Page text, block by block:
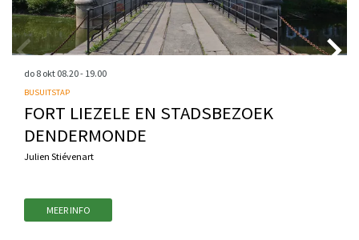
FORT LIEZELE EN STADSBEZOEK
DENDERMONDE
Julien Stiévenart
BUSUITSTAP
do 8 okt 08.20 - 19.00
MEER INFO